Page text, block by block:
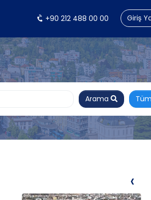
+90 212 488 00 00 Giriş
Arama
‹